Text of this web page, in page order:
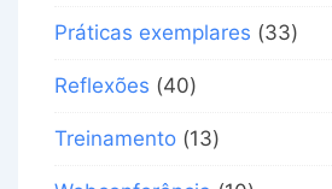
Práticas exemplares (33)
Reflexões (40)
Treinamento (13)